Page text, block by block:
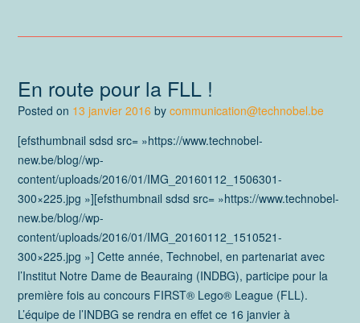
En route pour la FLL !
Posted on 13 janvier 2016 by communication@technobel.be
[efsthumbnail sdsd src= »https://www.technobel-
new.be/blog//wp-
content/uploads/2016/01/IMG_20160112_1506301-
300×225.jpg »][efsthumbnail sdsd src= »https://www.technobel-
new.be/blog//wp-
content/uploads/2016/01/IMG_20160112_1510521-
300×225.jpg »] Cette année, Technobel, en partenariat avec
l’Institut Notre Dame de Beauraing (INDBG), participe pour la
première fois au concours FIRST® Lego® League (FLL).
L’équipe de l’INDBG se rendra en effet ce 16 janvier à